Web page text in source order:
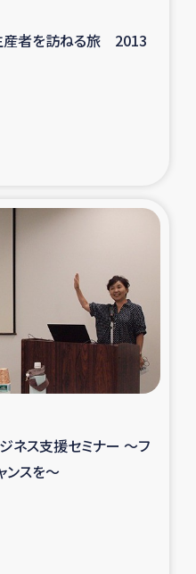
緊急支援
移民子ども支援
ローブ植林活動
への食糧・越冬支援
への教育支援事業
バノン人への農業支援
産者を訪ねる旅 2013
ネス支援セミナー ～フ
ンスを～